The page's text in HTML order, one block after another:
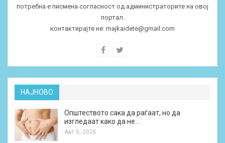
потребна е писмена согласност од администраторите на овој
портал.
контактирајте не: majkaidete@gmail.com
НАЈНОВО
Општеството сака да раѓаат, но да
изгледаат како да не…
Авг 5, 2026